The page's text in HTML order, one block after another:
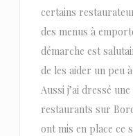
certains
des menus à
démarche est
de les aider un peu
Aussi j’ai dressé
restaurants sur
ont mis en place ce